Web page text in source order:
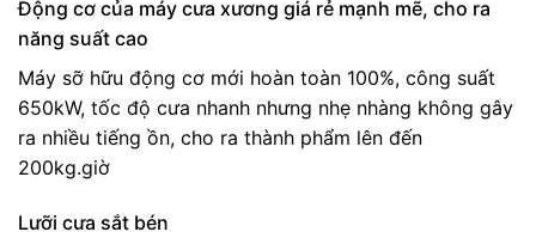
Động cơ của máy cưa xương giá rẻ mạnh mẽ, cho ra
năng suất cao
Máy sỡ hữu động cơ mới hoàn toàn 100%, công suất
650kW, tốc độ cưa nhanh nhưng nhẹ nhàng không gây
ra nhiều tiếng ồn, cho ra thành phẩm lên đến
200kg.giờ
Lưỡi cưa sắt bén